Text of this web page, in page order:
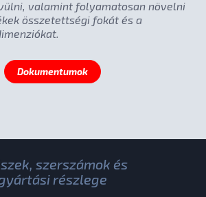
valamint folyamatosan növelni
összetettségi fokát és a
Dokumentumok
szerszámok és
részlege